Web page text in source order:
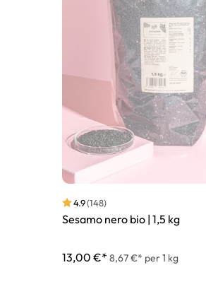
4.9(148)
Sesamo nero bio | 1,5 kg
13,00 €* 8,67 €* per 1 kg